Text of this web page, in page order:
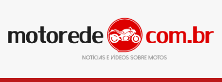
content